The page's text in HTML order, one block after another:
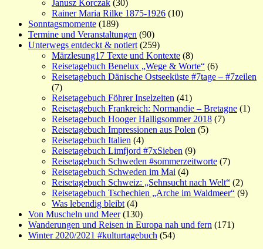
Janusz Korczak (30)
Rainer Maria Rilke 1875-1926 (10)
Sonntagsmomente (189)
Termine und Veranstaltungen (90)
Unterwegs entdeckt & notiert (259)
Märzlesung17 Texte und Kontexte (8)
Reisetagebuch Benelux „Wege & Worte“ (6)
Reisetagebuch Dänische Ostseeküste #7tage – #7zeilen
(7)
Reisetagebuch Föhrer Inselzeiten (41)
Reisetagebuch Frankreich: Normandie – Bretagne (1)
Reisetagebuch Hooger Halligsommer 2018 (7)
Reisetagebuch Impressionen aus Polen (5)
Reisetagebuch Italien (4)
Reisetagebuch Limfjord #7xSieben (9)
Reisetagebuch Schweden #sommerzeitworte (7)
Reisetagebuch Schweden im Mai (4)
Reisetagebuch Schweiz: „Sehnsucht nach Welt“ (2)
Reisetagebuch Tschechien „Arche im Waldmeer“ (9)
Was lebendig bleibt (4)
Von Muscheln und Meer(130)
Wanderungen und Reisen in Europa nah und fern (171)
Winter 2020/2021 #kulturtagebuch (54)